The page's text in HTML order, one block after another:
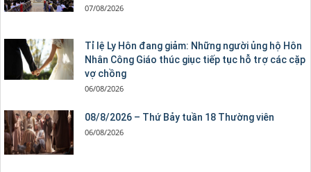
07/08/2026
Tỉ lệ Ly Hôn đang giảm: Những người ủng hộ Hôn
Nhân Công Giáo thúc giục tiếp tục hỗ trợ các cặp
vợ chồng
06/08/2026
08/8/2026 – Thứ Bảy tuần 18 Thường viên
06/08/2026